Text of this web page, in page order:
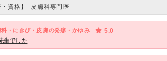
資格】
皮膚科専門医
科・にきび・皮膚の発疹・かゆみ 5.0
生でした